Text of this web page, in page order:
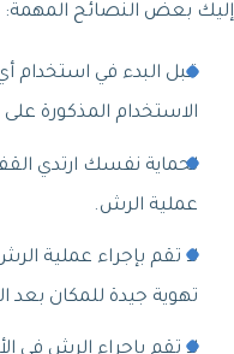
إليك بعض النصائح المهمة:
قبل البدء في استخدام
الاستخدام المذكورة على
لحماية نفسك ارتدي
عملية الرش.
لا تقم بإجراء عملية
تهوية جيدة للمكان بعد
لا تقم بإجراء الرش في